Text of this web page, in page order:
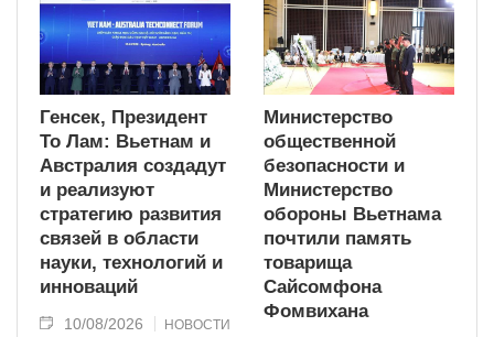
Генсек, Президент
То Лам: Вьетнам и
Австралия создадут
и реализуют
стратегию развития
связей в области
науки, технологий и
инноваций
10/08/2026 НОВОСТИ
Министерство
общественной
безопасности и
Министерство
обороны Вьетнама
почтили память
товарища
Сайсомфона
Фомвихана